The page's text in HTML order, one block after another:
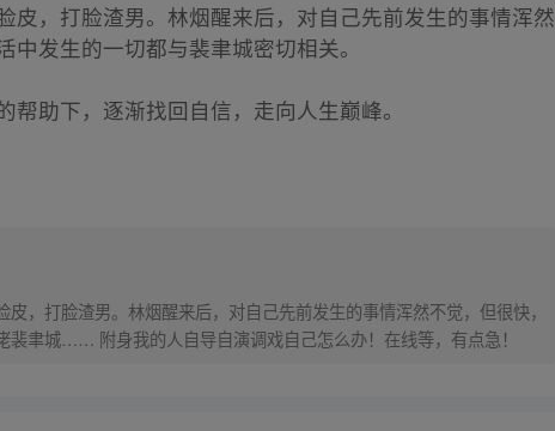
，打脸渣男。林烟醒来后，对自己先前发生的事情浑然
发生的一切都与裴聿城密切相关。
助下，逐渐找回自信，走向人生巅峰。
，打脸渣男。林烟醒来后，对自己先前发生的事情浑然不觉，但很快，
聿城…… 附身我的人自导自演调戏自己怎么办！在线等，有点急！